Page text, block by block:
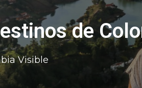
de
Visible